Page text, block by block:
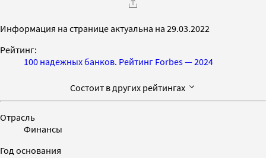
Информация на странице актуальна на 29.03.2022
Рейтинг:
100 надежных банков. Рейтинг Forbes — 2024
Состоит в других рейтингах
Отрасль
Финансы
Год основания